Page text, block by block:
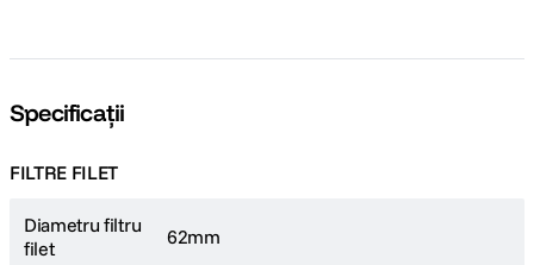
Specificații
FILTRE FILET
Diametru filtru
filet
62mm